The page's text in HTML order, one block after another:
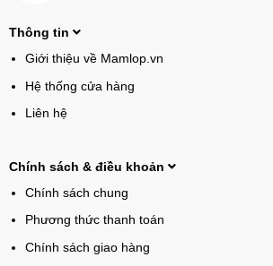
Thông tin
Giới thiệu về Mamlop.vn
Hệ thống cửa hàng
Liên hệ
Chính sách & điều khoản
Chính sách chung
Phương thức thanh toán
Chính sách giao hàng